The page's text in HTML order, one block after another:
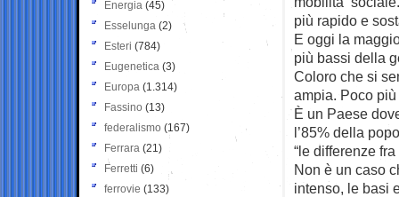
più rapido e
E oggi la
più bassi della
Coloro che si
ampia. Poco
È un Paese
l’85% della
“le differenze
Non è un caso
intenso, le basi
Energia (45)
Esselunga (2)
Esteri (784)
Eugenetica (3)
Europa (1.314)
Fassino (13)
federalismo (167)
Ferrara (21)
Ferretti (6)
ferrovie (133)